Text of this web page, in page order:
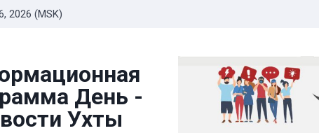
2026 (MSK)
День -
Ухты